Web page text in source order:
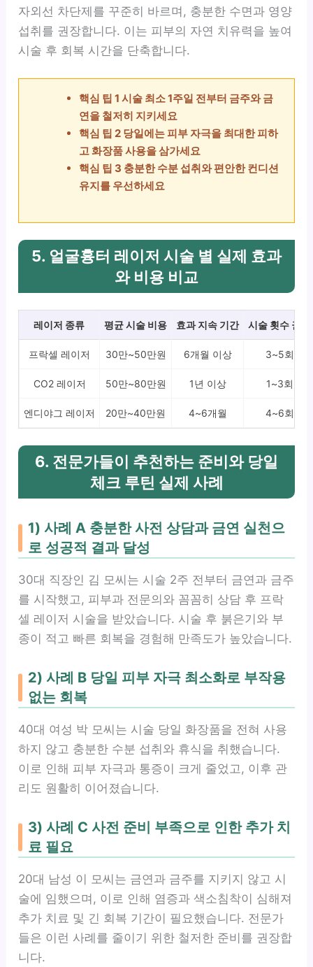
자외선 차단제를 꾸준히 바르며, 충분한 수면과 영양
섭취를 권장합니다. 이는 피부의 자연 치유력을 높여
시술 후 회복 시간을 단축합니다.
핵심 팁 1 시술 최소 1주일 전부터 금주와 금
연을 철저히 지키세요
핵심 팁 2 당일에는 피부 자극을 최대한 피하
고 화장품 사용을 삼가세요
핵심 팁 3 충분한 수분 섭취와 편안한 컨디션
유지를 우선하세요
5. 얼굴흉터 레이저 시술 별 실제 효과
와 비용 비교
레이저 종류 평균 시술 비용 효과 지속 기간 시술 횟수 권장
프락셀 레이저 30만~50만원 6개월 이상 3~5회
CO2 레이저 50만~80만원 1년 이상 1~3회
엔디야그 레이저 20만~40만원 4~6개월 4~6회
6. 전문가들이 추천하는 준비와 당일
체크 루틴 실제 사례
1) 사례 A 충분한 사전 상담과 금연 실천으
로 성공적 결과 달성
30대 직장인 김 모씨는 시술 2주 전부터 금연과 금주
를 시작했고, 피부과 전문의와 꼼꼼히 상담 후 프락
셀 레이저 시술을 받았습니다. 시술 후 붉은기와 부
종이 적고 빠른 회복을 경험해 만족도가 높았습니다.
2) 사례 B 당일 피부 자극 최소화로 부작용
없는 회복
40대 여성 박 모씨는 시술 당일 화장품을 전혀 사용
하지 않고 충분한 수분 섭취와 휴식을 취했습니다.
이로 인해 피부 자극과 통증이 크게 줄었고, 이후 관
리도 원활히 이어졌습니다.
3) 사례 C 사전 준비 부족으로 인한 추가 치
료 필요
20대 남성 이 모씨는 금연과 금주를 지키지 않고 시
술에 임했으며, 이로 인해 염증과 색소침착이 심해져
추가 치료 및 긴 회복 기간이 필요했습니다. 전문가
들은 이런 사례를 줄이기 위한 철저한 준비를 권장합
니다.